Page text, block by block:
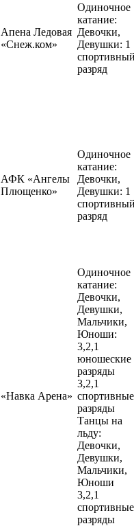
Апена Ледовая
«Снеж.ком»
Одиночное
катание:
Девочки,
Девушки: 1
разряд
АФК «Ангелы
Плющенко»
Одиночное
катание:
Девочки,
Девушки: 1
разряд
«Навка Арена»
Одиночное
катание:
Девочки,
Девушки,
Мальчики,
Юноши:
3,2,1
юношеские
разряды
3,2,1
спортивные
разряды
Танцы на
льду:
Девочки,
Девушки,
Мальчики,
Юноши
3,2,1
спортивные
разряды